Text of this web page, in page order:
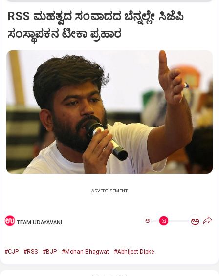
RSS ಮಹತ್ವದ ಸಂವಾದದ ಬೆನ್ನಲ್ಲೇ ಸಿಜೆಪಿ
ಸಂಸ್ಥಾಪಕನ ಟೀಕಾ ಪ್ರಹಾರ
ADVERTISEMENT
TEAM UDAYAVANI ಅ ಅ
#CJP #RSS #BJP #Mohan Bhagwat #Abhijeet Dipke